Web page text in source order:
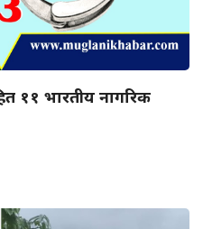
११ भारतीय नागरिक